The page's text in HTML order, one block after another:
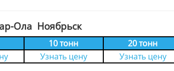
Ола Ноябрьск
10 тонн
20 тонн
Узнать цену Узнать цену